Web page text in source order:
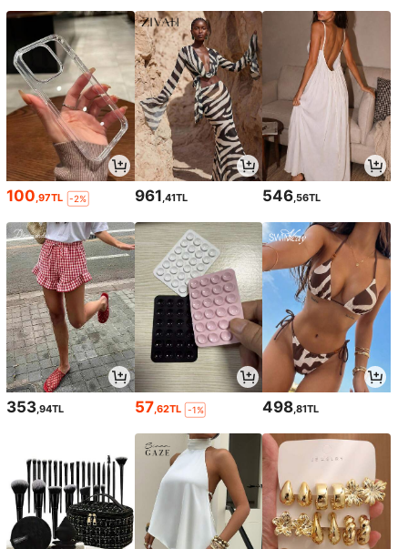
100,97TL -2% 961,41TL 546,56TL
353,94TL 57,62TL -1% 498,81TL